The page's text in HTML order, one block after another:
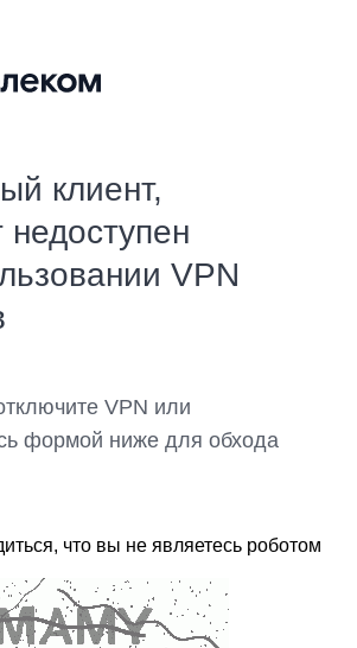
клиент,
VPN
VPN или
формой ниже для обхода
что вы не являетесь роботом